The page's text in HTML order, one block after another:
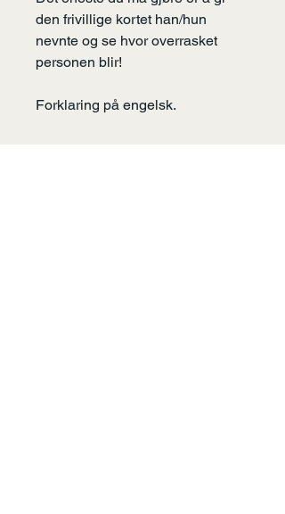
den frivillige kortet han/hun
nevnte og se hvor overrasket
personen blir!
Forklaring på engelsk.